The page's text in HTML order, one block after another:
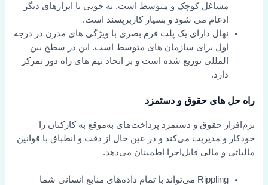
مشاغل کوچک و متوسط است. به خوبی با ابزارهای دیگر
ادغام می شود و بسیار کاربرپسند است.
نهال دارای یک پلت فرم بصری با ویژگی های مدرن در درجه
اول برای سازمان های متوسط است. این در سطح بین
المللی توزیع شده است و بر اتحاد تیم های راه دور تمرکز
دارد.
راه حل های حقوق و دستمزد
نرم‌افزار حقوق و دستمزد پرداخت‌های به‌موقع به کارکنان را
خودکار و مدیریت می‌کند و در عین حال از دقت و انطباق با قوانین
مالیاتی و مالی قابل‌اجرا اطمینان می‌دهد.
Rippling می‌تواند با تمام داده‌های منابع انسانی شما